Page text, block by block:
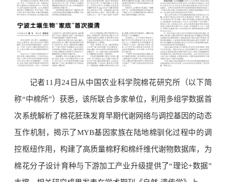
记者11月24日从中国农业科学院棉花研究所（以下简
称“中棉所”）获悉，该所联合多家单位，利用多组学数据首
次系统解析了棉花胚珠发育早期代谢网络与调控基因的动态
互作机制，揭示了MYB基因家族在陆地棉驯化过程中的调
控枢纽作用，构建了高质量棉籽和棉纤维代谢物数据库，为
棉花分子设计育种与下游加工产业升级提供了“理论+数据”